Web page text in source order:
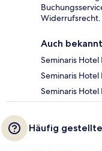
Widerrufsrecht.
Auch
Seminaris
Seminaris
Seminaris
Häufig